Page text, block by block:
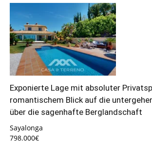
Exponierte Lage mit absoluter
romantischem Blick auf die
über die sagenhafte Berglandschaft
Sayalonga
798.000€